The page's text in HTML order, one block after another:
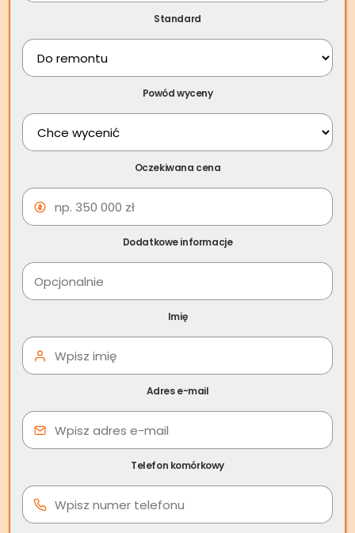
Wynajem okazjonalny – co to
takiego?
Umowa najmu okazjonalnego, nie różni się od zwykłej
umowy najmu lokalu mieszkalnego, zawiera jednak
oświadczenia notarialne, i to właśnie te dokumenty
właścicielowi mieszkania
Wygaśnięcie lub rozwiązanie umowywynajmu
okazjonalnegozabezpieczonego
poddaniu się egzekucjiuprawnia właściciela do
bezzwłocznego wszczęcia egzekucji i eksmisji względem
najemcy.Umowa najmu okazjonalnego z
oświadczeniem o poddaniu się egzekucji
zawarta na okres maksymalnie 10 lat. W dokumencie
Standard
Powód wyceny
Oczekiwana cena
Dodatkowe informacje
Imię
Adres e-mail
Telefon komórkowy